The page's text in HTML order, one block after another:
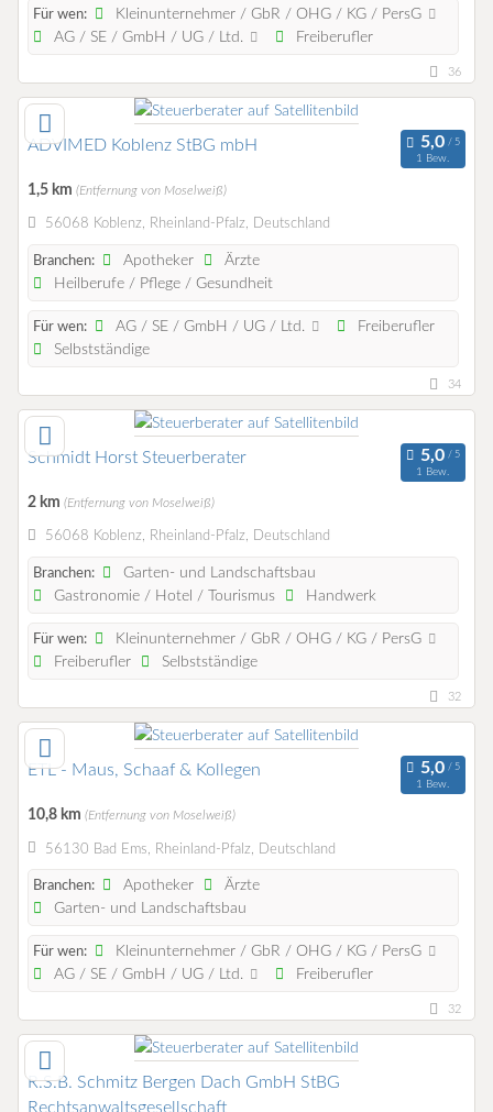
Für wen:
Kleinunternehmer / GbR / OHG / KG / PersG
AG / SE / GmbH / UG / Ltd.
Freiberufler
36
ADVIMED Koblenz StBG mbH
1 Bew.
1,5 km (Entfernung von Moselweiß)
56068 Koblenz, Rheinland-Pfalz, Deutschland
Branchen: Apotheker
Ärzte
Heilberufe / Pflege / Gesundheit
Für wen: AG / SE / GmbH / UG / Ltd.
Freiberufler
Selbstständige
34
Schmidt Horst Steuerberater
1 Bew.
2 km (Entfernung von Moselweiß)
56068 Koblenz, Rheinland-Pfalz, Deutschland
Branchen:
Garten- und Landschaftsbau
Gastronomie / Hotel / Tourismus
Handwerk
Für wen:
Kleinunternehmer / GbR / OHG / KG / PersG
Freiberufler
Selbstständige
32
ETL - Maus, Schaaf & Kollegen
1 Bew.
10,8 km (Entfernung von Moselweiß)
56130 Bad Ems, Rheinland-Pfalz, Deutschland
Branchen: Apotheker
Ärzte
Garten- und Landschaftsbau
Für wen:
Kleinunternehmer / GbR / OHG / KG / PersG
AG / SE / GmbH / UG / Ltd.
Freiberufler
32
R.S.B. Schmitz Bergen Dach GmbH StBG
Rechtsanwaltsgesellschaft